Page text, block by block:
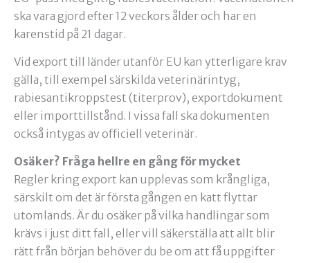
ska vara gjord efter 12 veckors ålder och har en
karenstid på 21 dagar.
Vid export till länder utanför EU kan ytterligare krav
gälla, till exempel särskilda veterinärintyg,
rabiesantikroppstest (titerprov), exportdokument
eller importtillstånd. I vissa fall ska dokumenten
också intygas av officiell veterinär.
Osäker? Fråga hellre en gång för mycket
Regler kring export kan upplevas som krångliga,
särskilt om det är första gången en katt flyttar
utomlands. Är du osäker på vilka handlingar som
krävs i just ditt fall, eller vill säkerställa att allt blir
rätt från början behöver du be om att få uppgifter